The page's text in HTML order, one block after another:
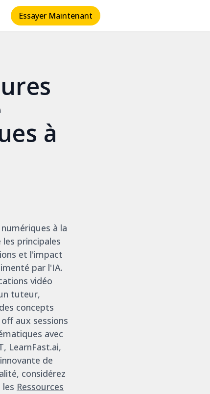
Essayer Maintenant
à
à la
principales
et l'impact
par l'IA.
vidéo
tuteur,
concepts
aux sessions
avec
LearnFast.ai,
de
considérez
les Ressources